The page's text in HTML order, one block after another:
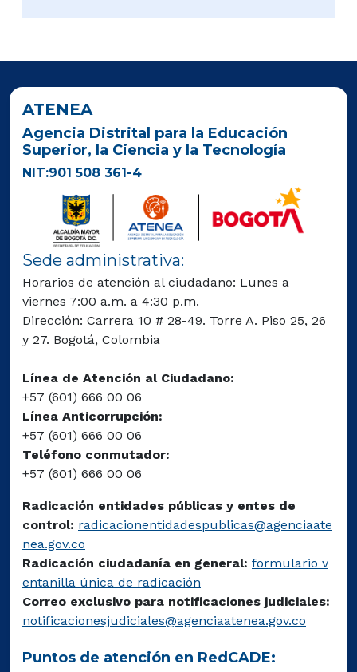
ATENEA
Agencia Distrital para la Educación
Superior, la Ciencia y la Tecnología
NIT:901 508 361-4
Sede administrativa:
Horarios de atención al ciudadano: Lunes a
viernes 7:00 a.m. a 4:30 p.m.
Dirección: Carrera 10 # 28-49. Torre A. Piso 25, 26
y 27. Bogotá, Colombia
Línea de Atención al Ciudadano:
+57 (601) 666 00 06
Línea Anticorrupción:
+57 (601) 666 00 06
Teléfono conmutador:
+57 (601) 666 00 06
Radicación entidades públicas y entes de
control: radicacionentidadespublicas@agenciaate
nea.gov.co
Radicación ciudadanía en general: formulario v
entanilla única de radicación
Correo exclusivo para notificaciones judiciales:
notificacionesjudiciales@agenciaatenea.gov.co
Puntos de atención en RedCADE: